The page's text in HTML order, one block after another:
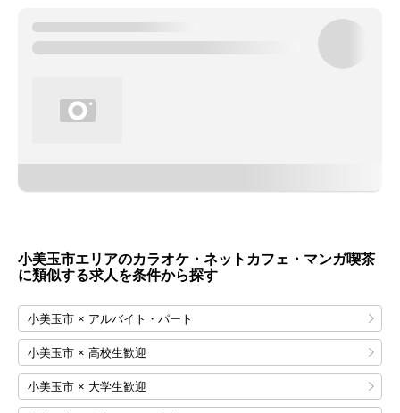
小美玉市エリアのカラオケ・ネットカフェ・マンガ喫茶
に類似する求人を条件から探す
小美玉市 × アルバイト・パート
小美玉市 × 高校生歓迎
小美玉市 × 大学生歓迎